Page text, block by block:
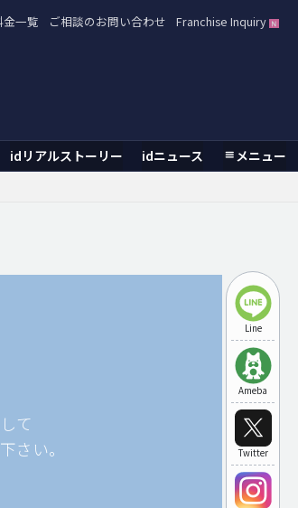
一覧 ご相談のお問い合わせ Franchise Inquiry
idリアルストーリー idニュース メニュー
Line
Ameba
Twitter
て
さい。